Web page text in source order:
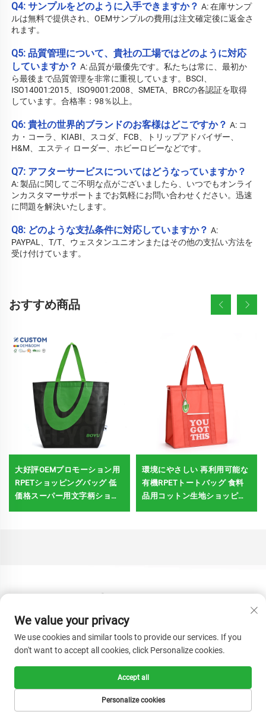
Q4: サンプルをどのように入手できますか？ A: 在庫サンプ
ルは無料で提供され、OEMサンプルの費用は注文確定後に返金さ
れます。
Q5: 品質管理について、貴社の工場ではどのように対応
していますか？ A: 品質が最優先です。私たちは常に、最初か
ら最後まで品質管理を非常に重視しています。BSCI、
ISO14001:2015、ISO9001:2008、SMETA、BRCの各認証を取得
しています。合格率：98％以上。
Q6: 貴社の世界的ブランドのお客様はどこですか？ A: コ
カ・コーラ、KIABI、スコダ、FCB、トリップアドバイザー、
H&M、エスティ ローダー、ホビーロビーなどです。
A: 製品に関してご不明な点がございましたら、いつでもオンライ
ンカスタマーサポートまでお気軽にお問い合わせください。迅速
に問題を解決いたします。
Q8: どのような支払条件に対応していますか？ A:
PAYPAL、T/T、ウェスタンユニオンまたはその他の支払い方法を
受け付けています。
おすすめ商品
大好評OEMプロモーション用
RPETショッピングバッグ 低
価格スーパー用文字柄ショッ
環境にやさしい 再利用可能な
有機RPETトートバッグ 食料
品用コットン生地ショッピン
We value your privacy
We use cookies and similar tools to provide our services. If you
don't want to accept all cookies, click Personalize cookies.
Personalize cookies
Accept all